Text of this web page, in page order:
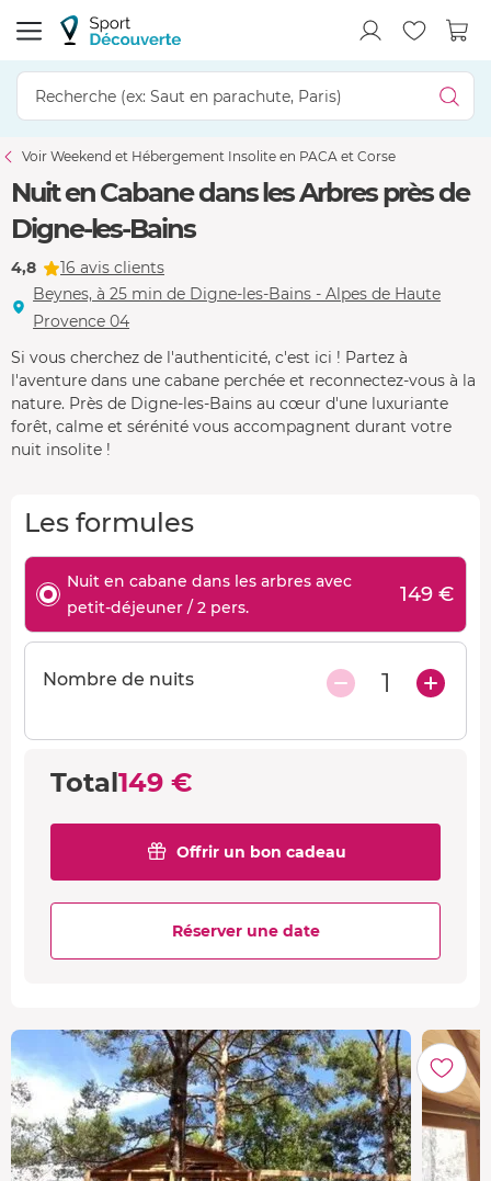
Voir Weekend et Hébergement Insolite en PACA et Corse
Nuit en Cabane dans les Arbres près de
Digne-les-Bains
4,8
16 avis clients
Beynes, à 25 min de Digne-les-Bains - Alpes de Haute
Provence 04
Si vous cherchez de l'authenticité, c'est ici ! Partez à
l'aventure dans une cabane perchée et reconnectez-vous à la
nature. Près de Digne-les-Bains au cœur d'une luxuriante
forêt, calme et sérénité vous accompagnent durant votre
nuit insolite !
Les formules
Nuit en cabane dans les arbres avec
petit-déjeuner / 2 pers.
149 €
Nombre de nuits 1
Total149 €
Offrir un bon cadeau
Réserver une date